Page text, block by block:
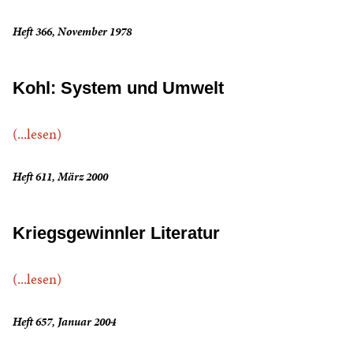
Heft 366, November 1978
Kohl: System und Umwelt
(...lesen)
Heft 611, März 2000
Kriegsgewinnler Literatur
(...lesen)
Heft 657, Januar 2004